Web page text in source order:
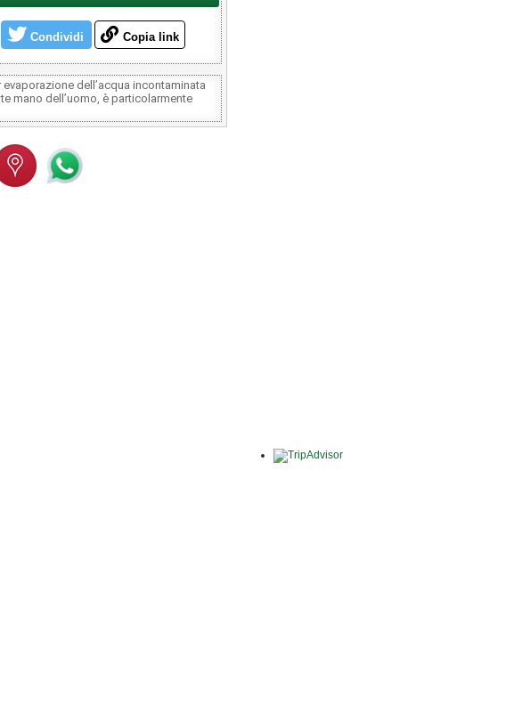
Condividi Copia link
dell’acqua incontaminata
mano dell’uomo, è particolarmente